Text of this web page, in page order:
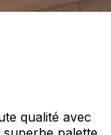
qualité avec